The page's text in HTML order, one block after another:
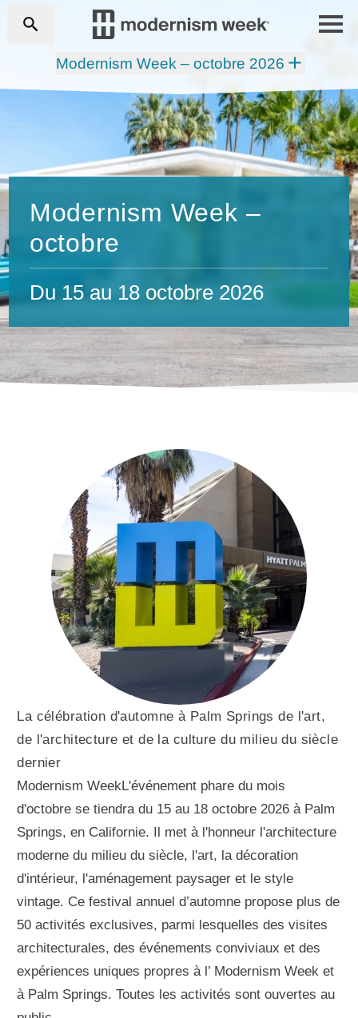
Modernism Week – octobre 2026
Modernism Week –
octobre
Du 15 au 18 octobre 2026
La célébration d'automne à Palm Springs de l'art,
de l'architecture et de la culture du milieu du siècle
dernier
Modernism WeekL'événement phare du mois
d'octobre se tiendra du 15 au 18 octobre 2026 à Palm
Springs, en Californie. Il met à l'honneur l'architecture
moderne du milieu du siècle, l'art, la décoration
d'intérieur, l'aménagement paysager et le style
vintage. Ce festival annuel d’automne propose plus de
50 activités exclusives, parmi lesquelles des visites
architecturales, des événements conviviaux et des
expériences uniques propres à l’ Modernism Week et
à Palm Springs. Toutes les activités sont ouvertes au